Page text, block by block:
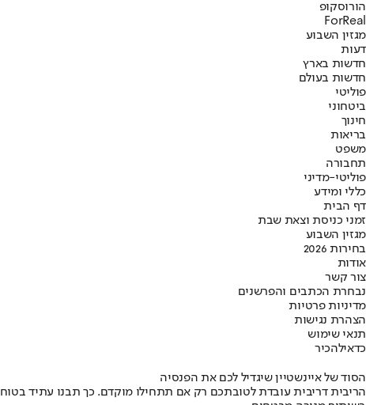
הורוסקופ
ForReal
מגזין השבוע
דעות
חדשות בארץ
חדשות בעולם
פוליטי
ביטחוני
חינוך
בריאות
משפט
תחבורה
פוליטי-מדיני
כללי ומידע
דף הבית
זמני כניסת וצאת שבת
מגזין השבוע
בחירות 2026
אודות
צור קשר
נבחרת הכתבים והפרשנים
מדיניות פרטיות
הצהרת נגישות
תנאי שימוש
כדאילהכיר
הסוד של איינשטיין שיגדיל לכם את הפנסיה
הריבית דריבית עובדת לטובתכם רק אם תתחילו מוקדם. כך תבנו עתיד בטוח